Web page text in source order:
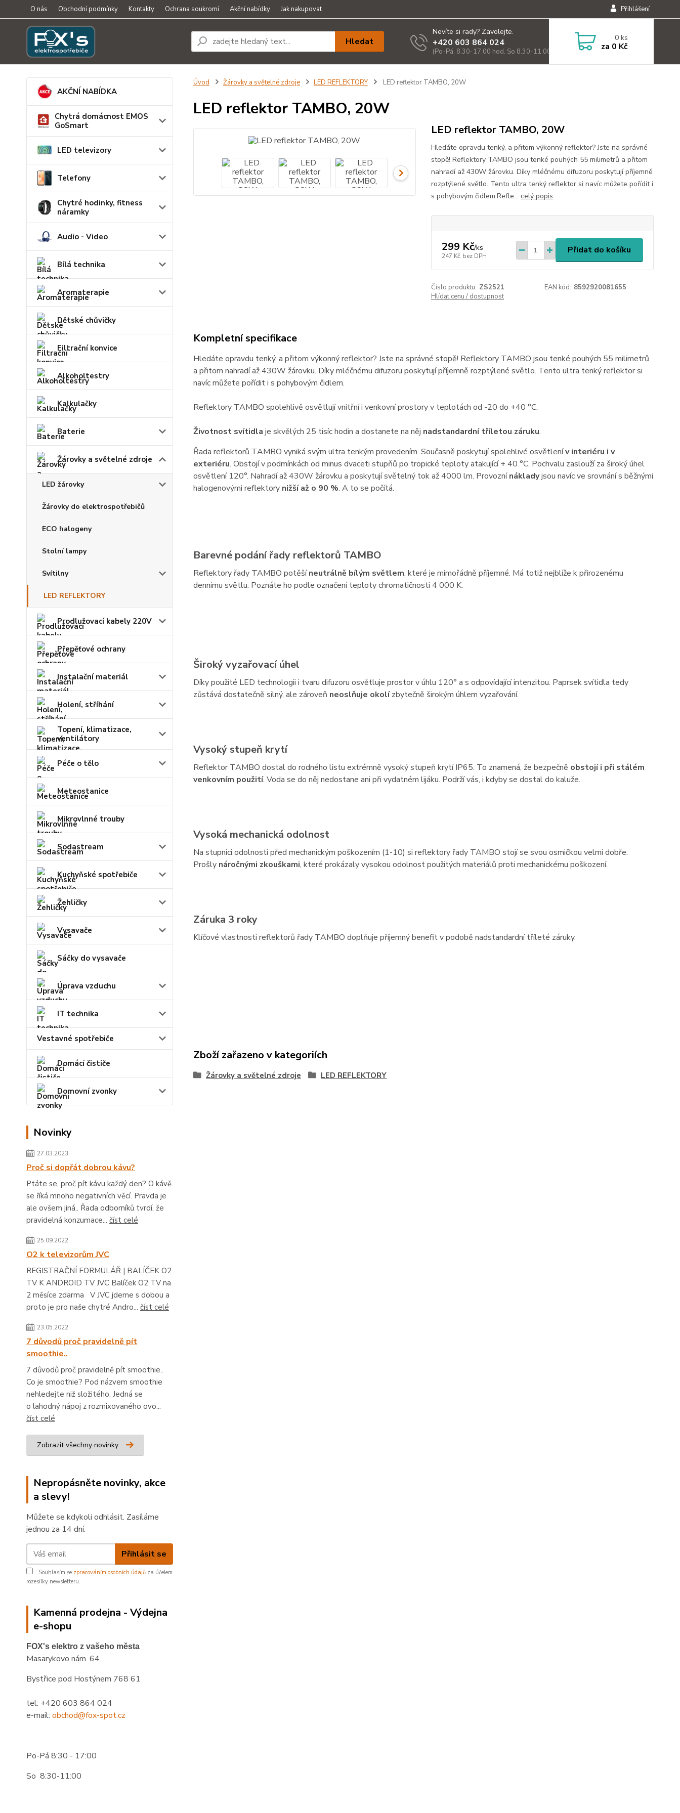
O nás Obchodní podmínky Kontakty Ochrana soukromí Akční nabídky Jak nakupovat Přihlášení
Hledat
Nevíte si rady? Zavolejte.
+420 603 864 024
(Po-Pá, 8.30-17.00 hod. So 8.30-11.00)
0ks
za 0 Kč
AKČNÍ NABÍDKA
Chytrá domácnost EMOS
GoSmart
LED televizory
Telefony
Chytré hodinky, fitness
náramky
Audio - Video
Bílá technika
Aromaterapie
Dětské chůvičky
Filtrační konvice
Alkoholtestry
Kalkulačky
Baterie
Žárovky a světelné zdroje
LED žárovky
Žárovky do elektrospotřebičů
ECO halogeny
Stolní lampy
Svítilny
LED REFLEKTORY
Prodlužovací kabely 220V
Přepěťové ochrany
Instalační materiál
Holení, stříhání
Topení, klimatizace,
ventilátory
Péče o tělo
Meteostanice
Mikrovlnné trouby
Sodastream
Kuchyňské spotřebiče
Žehličky
Vysavače
Sáčky do vysavače
Úprava vzduchu
IT technika
Vestavné spotřebiče
Domácí čističe
Domovní zvonky
Novinky
27.03.2023
Proč si dopřát dobrou kávu?
Ptáte se, proč pít kávu každý den? O kávě
se říká mnoho negativních věcí. Pravda je
ale ovšem jiná.. Řada odborníků tvrdí, že
pravidelná konzumace... číst celé
25.09.2022
O2 k televizorům JVC
REGISTRAČNÍ FORMULÁŘ | BALÍČEK O2
TV K ANDROID TV JVC Balíček O2 TV na
2 měsíce zdarma V JVC jdeme s dobou a
proto je pro naše chytré Andro... číst celé
23.05.2022
7 důvodů proč pravidelně pít
smoothie..
7 důvodů proč pravidelně pít smoothie..
Co je smoothie? Pod názvem smoothie
nehledejte niž složitého. Jedná se
o lahodný nápoj z rozmixovaného ovo...
číst celé
Zobrazit všechny novinky
Nepropásněte novinky, akce
a slevy!
Můžete se kdykoli odhlásit. Zasíláme
jednou za 14 dní.
Přihlásit se
Souhlasím se zpracováním osobních údajů za účelem
rozesílky newsletteru.
Kamenná prodejna - Výdejna
e-shopu
FOX's elektro z vašeho města
Masarykovo nám. 64
Bystřice pod Hostýnem 768 61
tel: +420 603 864 024
e-mail: obchod@fox-spot.cz
Po-Pá 8:30 - 17:00
So 8:30-11:00
Úvod Žárovky a světelné zdroje LED REFLEKTORY LED reflektor TAMBO, 20W
LED reflektor TAMBO, 20W
LED reflektor TAMBO, 20W
Hledáte opravdu tenký, a přitom výkonný reflektor? Jste na správné
stopě! Reflektory TAMBO jsou tenké pouhých 55 milimetrů a přitom
nahradí až 430W žárovku. Díky mléčnému difuzoru poskytují příjemně
rozptýlené světlo. Tento ultra tenký reflektor si navíc můžete pořídit i
s pohybovým čidlem.Refle... celý popis
299 Kč/ks
247 Kč bez DPH
Přidat do košíku
Číslo produktu: ZS2521 EAN kód: 8592920081655
Hlídat cenu / dostupnost
Kompletní specifikace
Hledáte opravdu tenký, a přitom výkonný reflektor? Jste na správné stopě! Reflektory TAMBO jsou tenké pouhých 55 milimetrů
a přitom nahradí až 430W žárovku. Díky mléčnému difuzoru poskytují příjemně rozptýlené světlo. Tento ultra tenký reflektor si
navíc můžete pořídit i s pohybovým čidlem.
Reflektory TAMBO spolehlivě osvětlují vnitřní i venkovní prostory v teplotách od -20 do +40 °C.
Životnost svítidla je skvělých 25 tisíc hodin a dostanete na něj nadstandardní tříletou záruku.
Řada reflektorů TAMBO vyniká svým ultra tenkým provedením. Současně poskytují spolehlivé osvětlenív interiéru i v
exteriéru. Obstojí v podmínkách od minus dvaceti stupňů po tropické teploty atakující + 40 °C. Pochvalu zaslouží za široký úhel
osvětlení 120°. Nahradí až 430W žárovku a poskytují světelný tok až 4000 lm. Provoznínákladyjsou navíc ve srovnání s běžnými
halogenovými reflektory nižší až o 90 %. A to se počítá.
Barevné podání řady reflektorů TAMBO
Reflektory řady TAMBO potěšíneutrálně bílým světlem, které je mimořádně příjemné. Má totiž nejblíže k přirozenému
dennímu světlu. Poznáte ho podle označení teploty chromatičnosti 4 000 K.
Široký vyzařovací úhel
Díky použité LED technologii i tvaru difuzoru osvětluje prostor v úhlu 120° a s odpovídající intenzitou. Paprsek svítidla tedy
zůstává dostatečně silný, ale zároveň neoslňuje okolízbytečně širokým úhlem vyzařování.
Vysoký stupeň krytí
Reflektor TAMBO dostal do rodného listu extrémně vysoký stupeň krytí IP65. To znamená, že bezpečně obstojí i při stálém
venkovním použití. Voda se do něj nedostane ani při vydatném lijáku. Podrží vás, i kdyby se dostal do kaluže.
Vysoká mechanická odolnost
Na stupnici odolnosti před mechanickým poškozením (1-10) si reflektory řady TAMBO stojí se svou osmičkou velmi dobře.
Prošly náročnými zkouškami, které prokázaly vysokou odolnost použitých materiálů proti mechanickému poškození.
Záruka 3 roky
Klíčové vlastnosti reflektorů řady TAMBO doplňuje příjemný benefit v podobě nadstandardní tříleté záruky.
Zboží zařazeno v kategoriích
Žárovky a světelné zdroje LED REFLEKTORY